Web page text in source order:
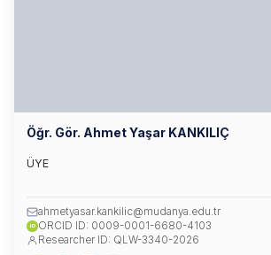
Öğr. Gör. Ahmet Yaşar KANKILIÇ
ÜYE
ahmetyasar.kankilic@mudanya.edu.tr
iD ORCID ID: 0009-0001-6680-4103
Researcher ID: QLW-3340-2026